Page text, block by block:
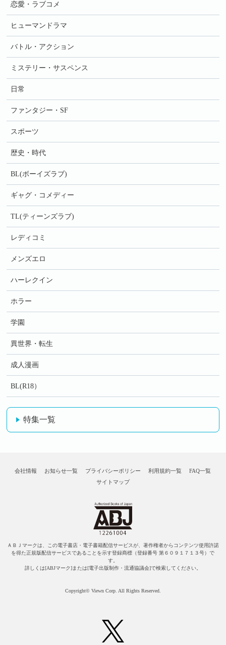
恋愛・ラブコメ
ヒューマンドラマ
バトル・アクション
ミステリー・サスペンス
日常
ファンタジー・SF
スポーツ
歴史・時代
BL(ボーイズラブ)
ギャグ・コメディー
TL(ティーンズラブ)
レディコミ
メンズエロ
ハーレクイン
ホラー
学園
異世界・転生
成人漫画
BL(R18）
特集一覧
会社情報 お知らせ一覧 プライバシーポリシー 利用規約一覧
FAQ一覧
サイトマップ
ＡＢＪマークは、この電子書店・電子書籍配信サービスが、著作権者からコンテンツ使用許諾
を得た正規版配信サービスであることを示す登録商標（登録番号 第６０９１７１３号）で
す。
詳しくは[ABJマーク]または[電子出版制作・流通協議会]で検索してください。
Copyright© Viewn Corp. All Rights Reserved.